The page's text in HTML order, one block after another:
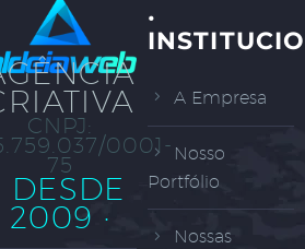
CNPJ:
0001-
75
DESDE
2009 ·
·
A Empresa
Nosso
Portfólio
Nossas